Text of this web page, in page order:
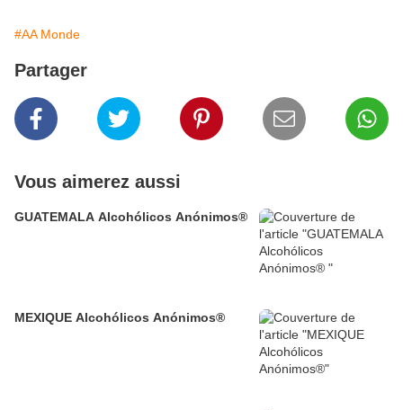
#AA Monde
Partager
Vous aimerez aussi
GUATEMALA Alcohólicos Anónimos®
MEXIQUE Alcohólicos Anónimos®